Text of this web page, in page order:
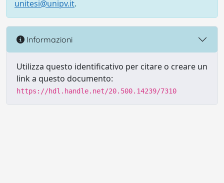
unitesi@unipv.it.
Informazioni
Utilizza questo identificativo per citare o creare un
link a questo documento:
https://hdl.handle.net/20.500.14239/7310